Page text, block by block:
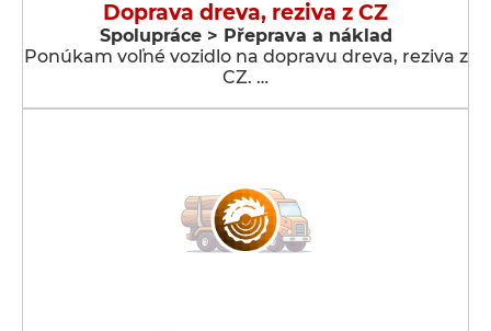
Doprava dreva, reziva z CZ
Spolupráce > Přeprava a náklad
Ponúkam voľné vozidlo na dopravu dreva, reziva z
CZ. …